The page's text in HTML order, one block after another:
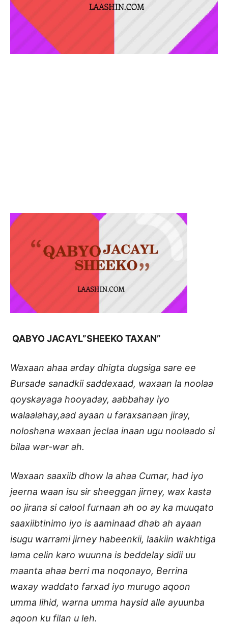
QABYO JACAYL”SHEEKO TAXAN”
Waxaan ahaa arday dhigta dugsiga sare ee
Bursade sanadkii saddexaad, waxaan la noolaa
qoyskayaga hooyaday, aabbahay iyo
walaalahay,aad ayaan u faraxsanaan jiray,
noloshana waxaan jeclaa inaan ugu noolaado si
bilaa war-war ah.
Waxaan saaxiib dhow la ahaa Cumar, had iyo
jeerna waan isu sir sheeggan jirney, wax kasta
oo jirana si calool furnaan ah oo ay ka muuqato
saaxiibtinimo iyo is aaminaad dhab ah ayaan
isugu warrami jirney habeenkii, laakiin wakhtiga
lama celin karo wuunna is beddelay sidii uu
maanta ahaa berri ma noqonayo, Berrina
waxay waddato farxad iyo murugo aqoon
umma lihid, warna umma haysid alle ayuunba
aqoon ku filan u leh.